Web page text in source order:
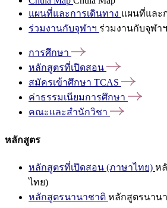
แผนที่และการเดินทาง แผนที่และ
ร่วมงานกับจุฬาฯ ร่วมงานกับจุฬาฯ
การศึกษา
หลักสูตรที่เปิดสอน
สมัครเข้าศึกษา TCAS
ค่าธรรมเนียมการศึกษา
คณะและสำนักวิชา
หลักสูตร
หลักสูตรที่เปิดสอน (ภาษาไทย) ห
ไทย)
หลักสูตรนานาชาติ หลักสูตรนาน